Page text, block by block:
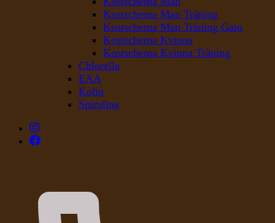
Kostschema Man Träning
Kostschema Man Träning Gain
Kostschema Kvinna
Kostschema Kvinna Träning
Chlorella
EAA
Kolin
Spirulina